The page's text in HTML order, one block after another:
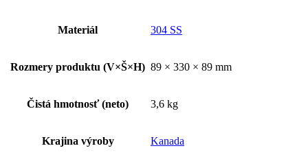
Materiál 304 SS
Rozmery produktu (V×Š×H) 89 × 330 × 89 mm
Čistá hmotnosť (neto) 3,6 kg
Krajina výroby Kanada